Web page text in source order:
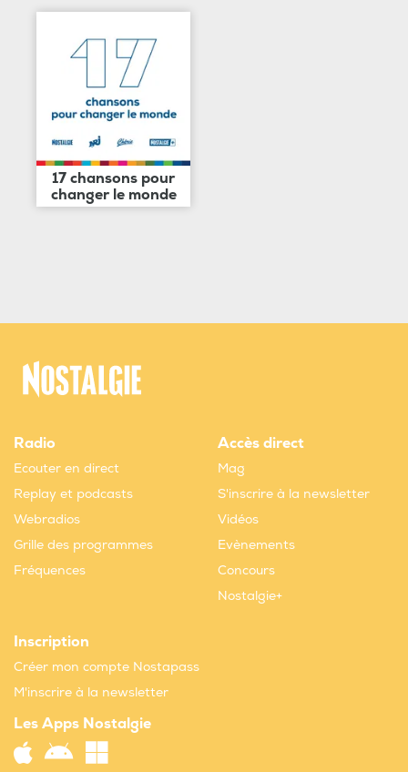
17 chansons pour
changer le monde
Radio
Ecouter en direct
Replay et podcasts
Webradios
Grille des programmes
Fréquences
Accès direct
Mag
S'inscrire à la newsletter
Vidéos
Evènements
Concours
Nostalgie+
Inscription
Créer mon compte Nostapass
M'inscrire à la newsletter
Les Apps Nostalgie